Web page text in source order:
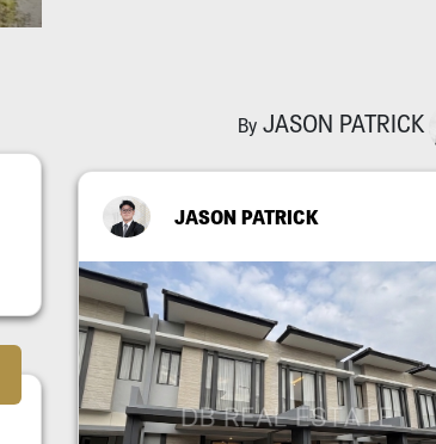
By JASON PATRICK
JASON PATRICK